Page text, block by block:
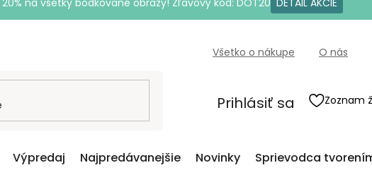
20% na všetky bodkované obrazy! Zľavový kód: DOT20 DETAIL AKCIE
Všetko o nákupe O nás
Prihlásiť sa Zoznam
Výpredaj Najpredávanejšie Novinky Sprievodca